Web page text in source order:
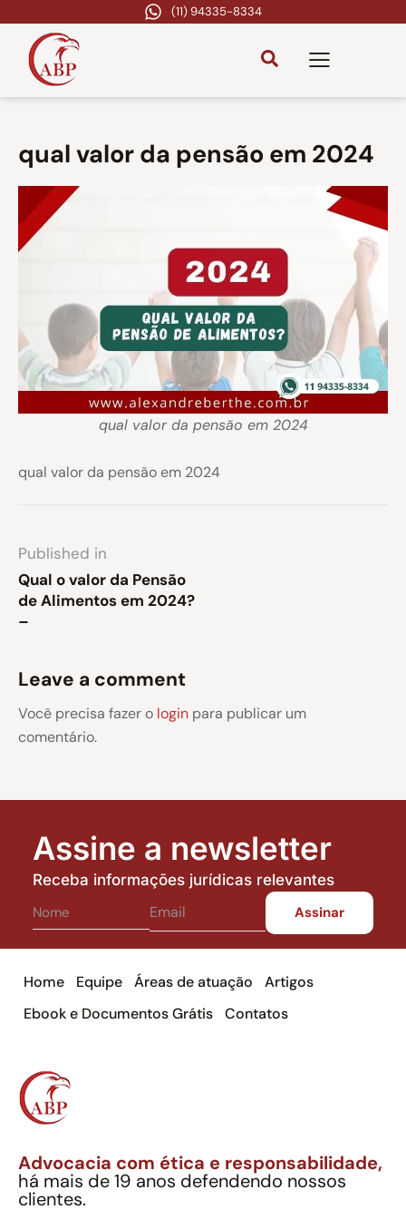
(11) 94335-8334
qual valor da pensão em 2024
qual valor da pensão em 2024
qual valor da pensão em 2024
Published in
Qual o valor da Pensão
de Alimentos em 2024?
–
Leave a comment
Você precisa fazer o login para publicar um
comentário.
Assine a newsletter
Receba informações jurídicas relevantes
Home Equipe Áreas de atuação
Artigos
Ebook e Documentos Grátis
Contatos
Advocacia com ética e responsabilidade,
há mais de 19 anos defendendo nossos
clientes.